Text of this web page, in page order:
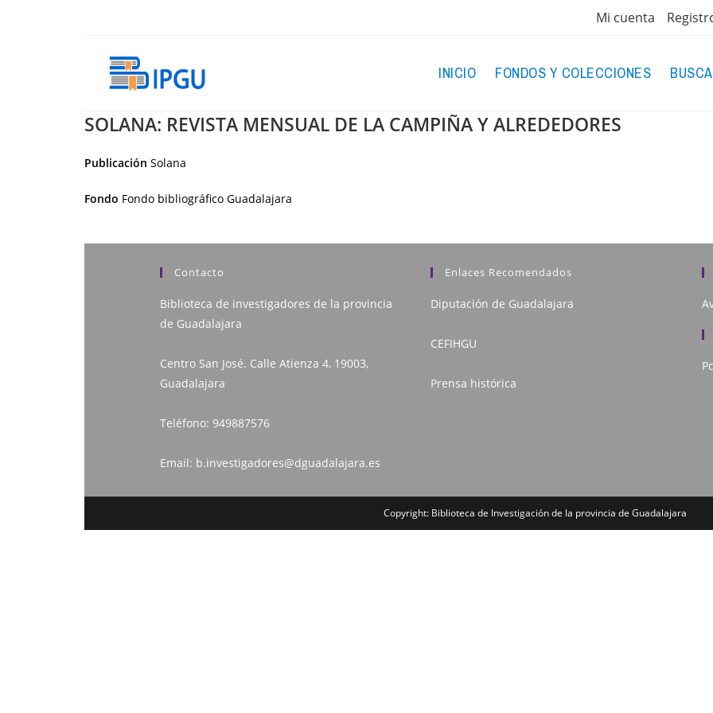
Mi cuenta
INICIO FONDOS Y COLECCIONES
SOLANA: REVISTA MENSUAL DE LA CAMPIÑA Y ALREDEDORES
Publicación Solana
Fondo Fondo bibliográfico Guadalajara
Contacto
Biblioteca de investigadores de la provincia
de Guadalajara
Centro San José. Calle Atienza 4, 19003,
Guadalajara
Teléfono: 949887576
Email: b.investigadores@dguadalajara.es
Enlaces Recomendados
Diputación de Guadalajara
CEFIHGU
Prensa histórica
Copyright: Biblioteca de Investigación de la provincia de Guadalajara